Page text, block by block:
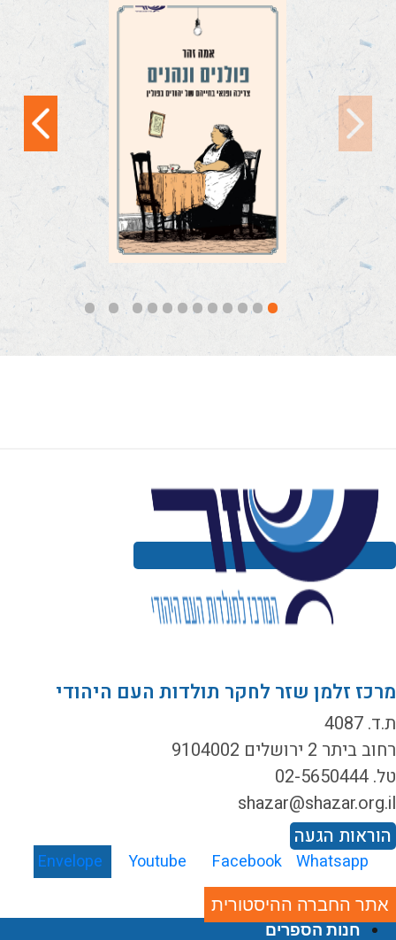
פולנים ונהנים
'מה עושה פולנייה
שקמה בבוקר במצב רוח
טוב? מחכה שהוא
יעבור'. בדיחות בישראל...
קראו עוד
1
3
7
9
11
12
זלמן שזר לחקר תולדות העם היהודי
4087
ביתר 2 ירושלים 9104002
הגעה
Envelope Youtube Facebook Whatsapp
אתר החברה ההיסטורית
חנות הספרים